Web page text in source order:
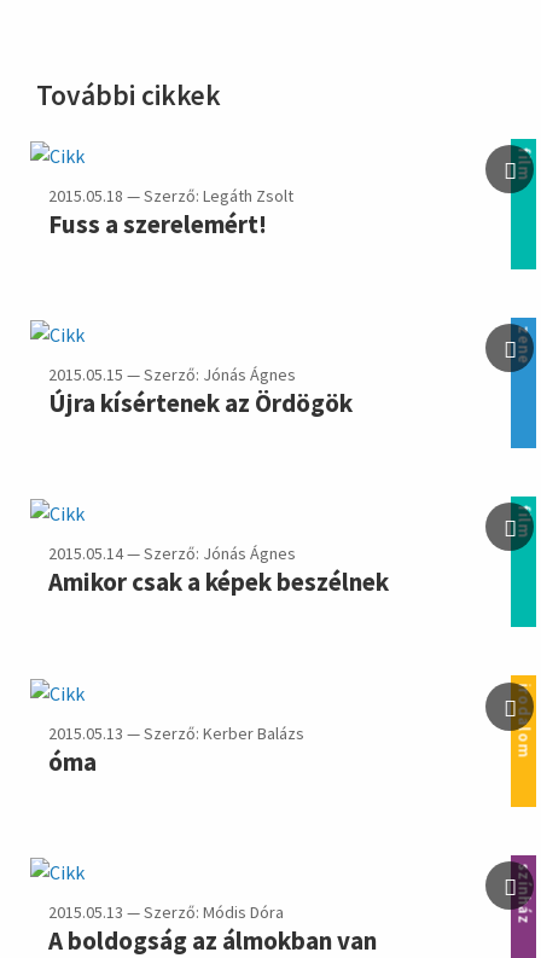
További cikkek
film
2015.05.18 — Szerző: Legáth Zsolt
Fuss a szerelemért!
zene
2015.05.15 — Szerző: Jónás Ágnes
Újra kísértenek az Ördögök
film
2015.05.14 — Szerző: Jónás Ágnes
Amikor csak a képek beszélnek
irodalom
2015.05.13 — Szerző: Kerber Balázs
óma
színház
2015.05.13 — Szerző: Módis Dóra
A boldogság az álmokban van